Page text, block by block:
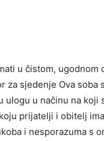
u čistom,
za sjedenje Ova
ulogu u načinu na koji
prijatelji i obitelj
i nesporazuma s